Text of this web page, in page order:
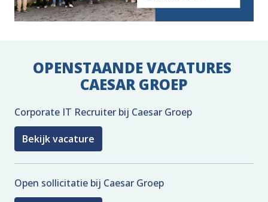
OPENSTAANDE VACATURES
CAESAR GROEP
Corporate IT Recruiter bij Caesar Groep
Bekijk vacature
Open sollicitatie bij Caesar Groep